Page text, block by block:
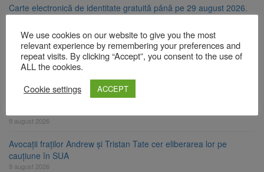
Carte electronică de identitate gratuită până pe 29 august 2026.
9 august 2026
Zece troițe istorice din Șcheii Brașovului vor fi restaurate.
Contractul de finanțare a fost semnat
La 97 de ani, a doborât propriul record mondial. Betty Bromage a
9 august 2026
Avocații fraților Andrew și Tristan Tate cer eliberarea lor pe
cauțiune în SUA
9 august 2026
We use cookies on our website to give you the most
relevant experience by remembering your preferences and
repeat visits. By clicking “Accept”, you consent to the use of
ALL the cookies.
Cookie settings
ACCEPT